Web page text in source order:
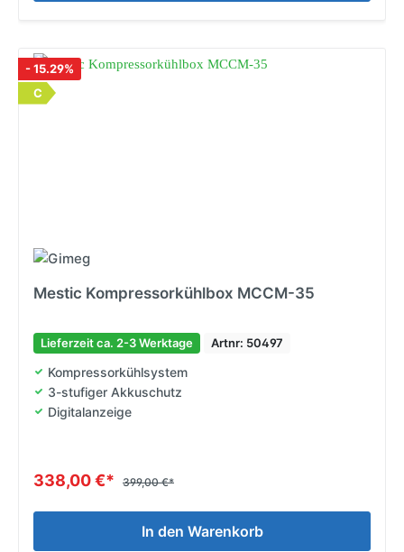
- 15.29%
C
Mestic Kompressorkühlbox MCCM-35
Lieferzeit ca. 2-3 Werktage Artnr: 50497
Kompressorkühlsystem
3-stufiger Akkuschutz
Digitalanzeige
338,00 €* 399,00 €*
In den Warenkorb